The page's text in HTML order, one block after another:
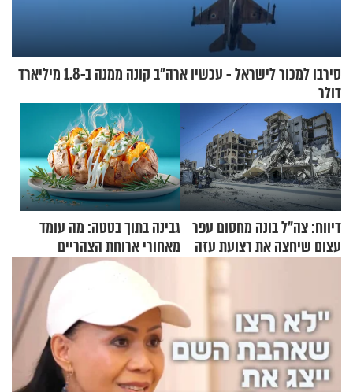
סירבו למכור לישראל - עכשיו ארה"ב קונה ממנה ב-1.8 מיליארד
דולר
דיווח: צה"ל בונה מחסום עפר
עצום שיחצה את רצועת עזה
גבינה בתוך בטטה: מה עומד
מאחורי ארוחת הצהריים
שכבשה את הרשת?